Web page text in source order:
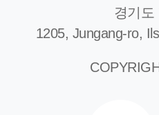
경기도
1205, Jungang-ro,